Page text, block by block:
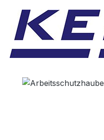
Bildergalerie überspringen